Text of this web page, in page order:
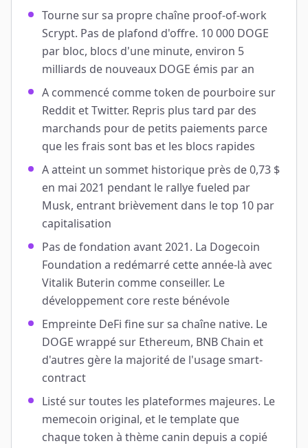
Tourne sur sa propre chaîne proof-of-work
Scrypt. Pas de plafond d'offre. 10 000 DOGE
par bloc, blocs d'une minute, environ 5
milliards de nouveaux DOGE émis par an
A commencé comme token de pourboire sur
Reddit et Twitter. Repris plus tard par des
marchands pour de petits paiements parce
que les frais sont bas et les blocs rapides
A atteint un sommet historique près de 0,73 $
en mai 2021 pendant le rallye fueled par
Musk, entrant brièvement dans le top 10 par
capitalisation
Pas de fondation avant 2021. La Dogecoin
Foundation a redémarré cette année-là avec
Vitalik Buterin comme conseiller. Le
développement core reste bénévole
Empreinte DeFi fine sur sa chaîne native. Le
DOGE wrappé sur Ethereum, BNB Chain et
d'autres gère la majorité de l'usage smart-
contract
Listé sur toutes les plateformes majeures. Le
memecoin original, et le template que
chaque token à thème canin depuis a copié